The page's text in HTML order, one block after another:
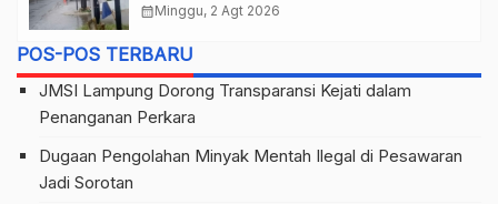
calendar_monthMinggu, 2 Agt 2026
POS-POS TERBARU
JMSI Lampung Dorong Transparansi Kejati dalam
Penanganan Perkara
Dugaan Pengolahan Minyak Mentah Ilegal di Pesawaran
Jadi Sorotan